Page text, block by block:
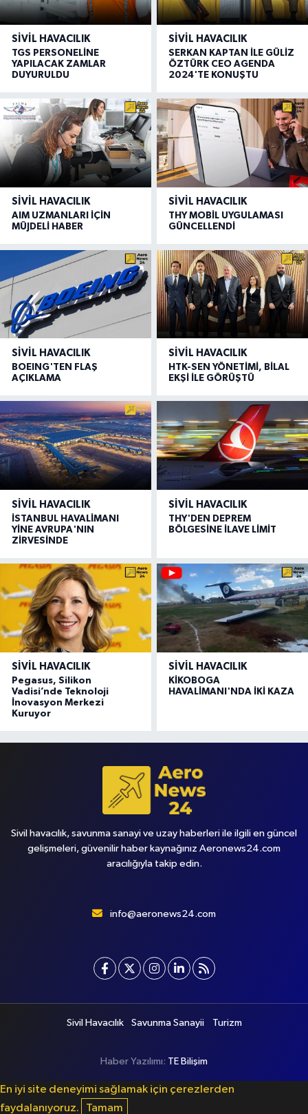
SIVIL HAVACILIK
TGS PERSONELİNE
YAPILACAK ZAMLAR
DUYURULDU
SIVIL HAVACILIK
SERKAN KAPTAN İLE GÜLİZ
ÖZTÜRK CEO AGENDA
2024'TE KONUŞTU
SIVIL HAVACILIK
AIM UZMANLARI İÇİN
MÜJDELİ HABER
SIVIL HAVACILIK
THY MOBİL UYGULAMASI
GÜNCELLENDİ
SIVIL HAVACILIK
BOEING'TEN FLAŞ
AÇIKLAMA
SIVIL HAVACILIK
HTK-SEN YÖNETİMİ, BİLAL
EKŞİ İLE GÖRÜŞTÜ
SIVIL HAVACILIK
İSTANBUL HAVALİMANI
YİNE AVRUPA'NIN
ZİRVESİNDE
SIVIL HAVACILIK
THY'DEN DEPREM
BÖLGESİNE İLAVE LİMİT
SIVIL HAVACILIK
Pegasus, Silikon
Vadisi’nde Teknoloji
İnovasyon Merkezi
Kuruyor
SIVIL HAVACILIK
KİKOBOGA
HAVALİMANI'NDA İKİ KAZA
Sivil havacılık, savunma sanayi ve uzay haberleri ile ilgili en güncel
gelişmeleri, güvenilir haber kaynağınız Aeronews24.com
aracılığıyla takip edin.
info@aeronews24.com
Sivil Havacılık Savunma Sanayii Turizm
Haber Yazılımı: TE Bilişim
En iyi site deneyimi sağlamak için çerezlerden
faydalanıyoruz.
Tamam